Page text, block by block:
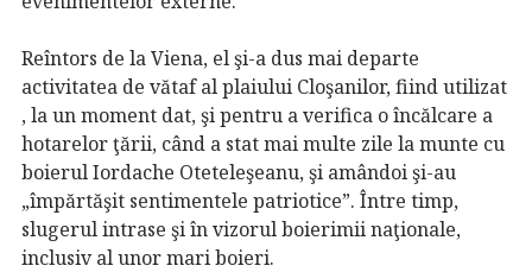
Reîntors de la Viena, el şi-a dus mai departe
activitatea de vătaf al plaiului Cloşanilor, fiind utilizat
, la un moment dat, şi pentru a verifica o încălcare a
hotarelor ţării, când a stat mai multe zile la munte cu
boierul Iordache Oteteleşeanu, şi amândoi şi-au
„împărtăşit sentimentele patriotice”. Între timp,
slugerul intrase şi în vizorul boierimii naţionale,
inclusiv al unor mari boieri.